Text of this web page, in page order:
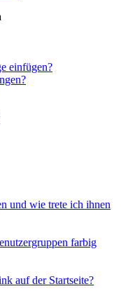
einfügen?
und wie trete ich ihnen
farbig
auf der Startseite?